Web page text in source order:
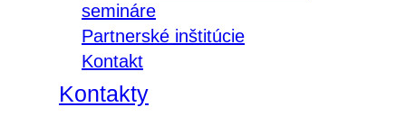
semináre
Partnerské inštitúcie
Kontakt
Kontakty